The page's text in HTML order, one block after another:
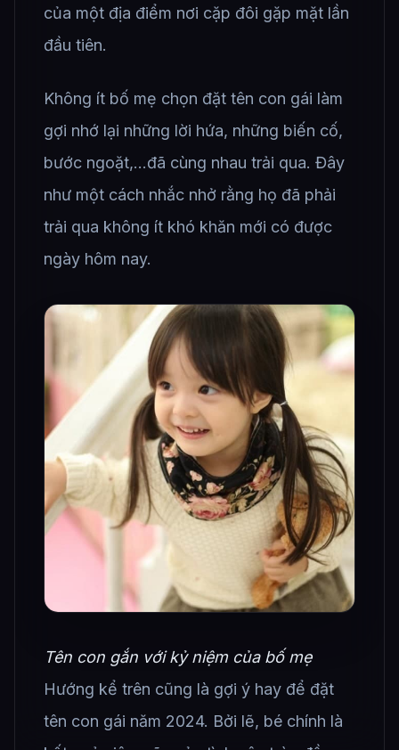
của một địa điểm nơi cặp đôi gặp mặt lần
đầu tiên.
Không ít bố mẹ chọn đặt tên con gái làm
gợi nhớ lại những lời hứa, những biến cố,
bước ngoặt,…đã cùng nhau trải qua. Đây
như một cách nhắc nhở rằng họ đã phải
trải qua không ít khó khăn mới có được
ngày hôm nay.
Tên con gắn với kỷ niệm của bố mẹ
Hướng kể trên cũng là gợi ý hay để đặt
tên con gái năm 2024. Bởi lẽ, bé chính là